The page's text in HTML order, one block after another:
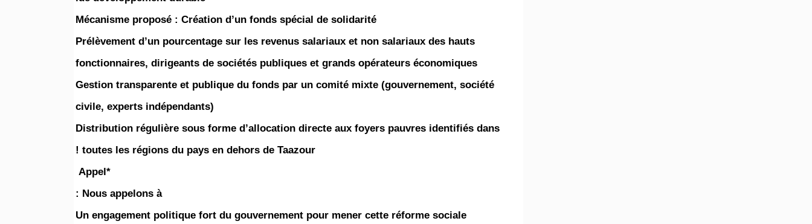
Mécanisme proposé : Création d’un fonds spécial de solidarité
Prélèvement d’un pourcentage sur les revenus salariaux et non salariaux des hauts
fonctionnaires, dirigeants de sociétés publiques et grands opérateurs économiques
Gestion transparente et publique du fonds par un comité mixte (gouvernement, société
civile, experts indépendants)
Distribution régulière sous forme d’allocation directe aux foyers pauvres identifiés dans
toutes les régions du pays en dehors de Taazour !
*Appel
Nous appelons à :
Un engagement politique fort du gouvernement pour mener cette réforme sociale